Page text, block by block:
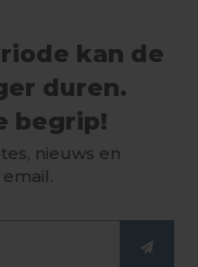
kan de
duren.
begrip!
nieuws en